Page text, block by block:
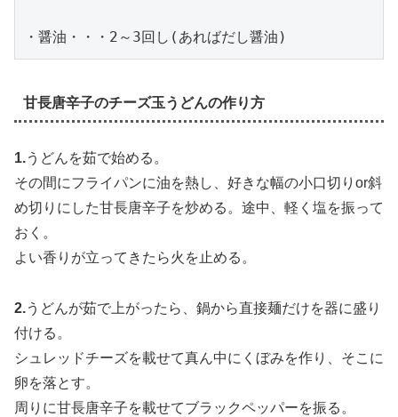
・醤油・・・2～3回し(あればだし醤油)
甘長唐辛子のチーズ玉うどんの作り方
1.うどんを茹で始める。
その間にフライパンに油を熱し、好きな幅の小口切りor斜
め切りにした甘長唐辛子を炒める。途中、軽く塩を振って
おく。
よい香りが立ってきたら火を止める。
2.うどんが茹で上がったら、鍋から直接麺だけを器に盛り
付ける。
シュレッドチーズを載せて真ん中にくぼみを作り、そこに
卵を落とす。
周りに甘長唐辛子を載せてブラックペッパーを振る。